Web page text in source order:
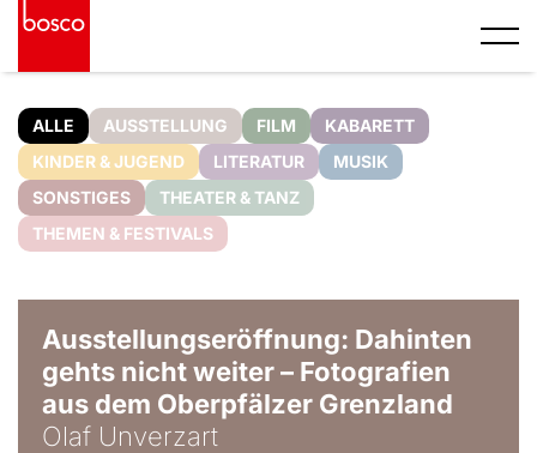
ALLE AUSSTELLUNG FILM
KABARETT
KINDER & JUGEND
LITERATUR
MUSIK
SONSTIGES
THEATER & TANZ
THEMEN & FESTIVALS
Ausstellungseröffnung: Dahinten
gehts nicht weiter – Fotografien
aus dem Oberpfälzer Grenzland
Olaf Unverzart